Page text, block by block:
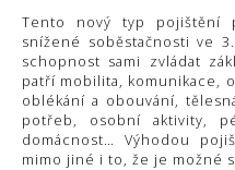
Tento nový typ pojištění
snížené soběstačnosti ve
schopnost sami zvládat
patří mobilita, komunikace,
oblékání a obouvání,
potřeb, osobní aktivity,
domácnost… Výhodou
mimo jiné i to, že je možné